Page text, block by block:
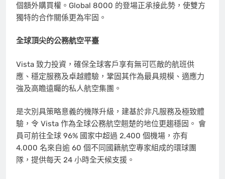
個額外購買權。Global 8000 的登場正承接此勢，使雙方
獨特的合作關係更為牢固。
全球頂尖的公務航空平臺
Vista 致力投資，確保全球客戶享有無可匹敵的航班供
應、穩定服務及卓越體驗，鞏固其作為最具規模、適應力
強及高瞻遠矚的私人航空集團。
是次別具策略意義的機隊升級，建基於非凡服務及極致體
驗，令 Vista 作為全球公務航空翹楚的地位更趨穩固。 會
員可前往全球 96% 國家中超過 2,400 個機場，亦有
4,000 名來自逾 60 個不同國籍航空專家組成的環球團
隊，提供每天 24 小時全天候支援。